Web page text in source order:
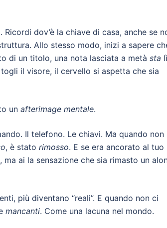
dov’è la chiave di casa, anche se
Allo stesso modo, inizi a sapere
di un titolo, una nota lasciata a metà sta
il visore, il cervello si aspetta che sia
un afterimage mentale.
Il telefono. Le chiavi. Ma quando non
, è stato rimosso. E se era ancorato al tuo
, ma ai la sensazione che sia rimasto un
più diventano “reali”. E quando non ci
mancanti. Come una lacuna nel mondo.